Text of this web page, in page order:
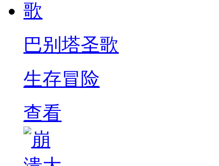
巴别塔圣歌
生存冒险
查看